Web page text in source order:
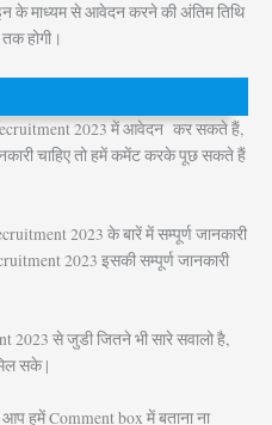
के माध्यम से आवेदन करने की अंतिम तिथि
होगी।
2023 में आवेदन कर सकते हैं,
चाहिए तो हमें कमेंट करके पूछ सकते हैं
2023 के बारें में सम्पूर्ण जानकारी
2023 इसकी सम्पूर्ण जानकारी
से जुडी जितने भी सारे सवालो है,
सके |
हमें Comment box में बताना ना